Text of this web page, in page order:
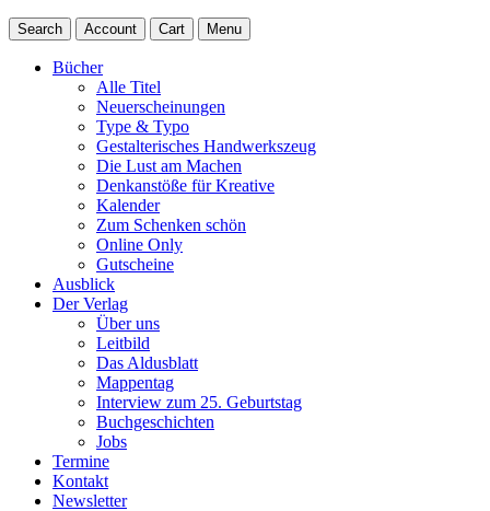
Search Account Cart Menu
Bücher
Alle Titel
Neuerscheinungen
Type & Typo
Gestalterisches Handwerkszeug
Die Lust am Machen
Denkanstöße für Kreative
Kalender
Zum Schenken schön
Online Only
Gutscheine
Ausblick
Der Verlag
Über uns
Leitbild
Das Aldusblatt
Mappentag
Interview zum 25. Geburtstag
Buchgeschichten
Jobs
Termine
Kontakt
Newsletter